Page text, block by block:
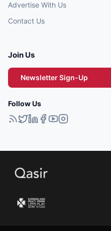
Advertise With Us
Contact Us
Join Us
Newsletter Sign-Up
Follow Us